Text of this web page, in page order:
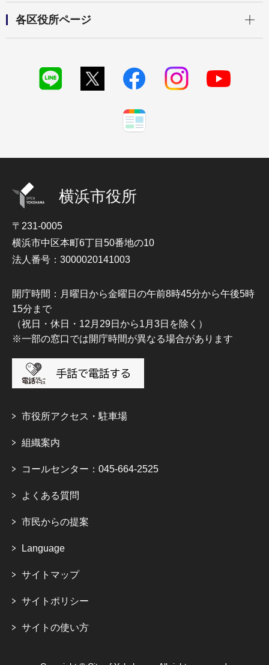
各区役所ページ
横浜市役所
〒231-0005
横浜市中区本町6丁目50番地の10
法人番号：3000020141003
開庁時間：月曜日から金曜日の午前8時45分から午後5時
15分まで
（祝日・休日・12月29日から1月3日を除く）
※一部の窓口では開庁時間が異なる場合があります
市役所アクセス・駐車場
組織案内
コールセンター：045-664-2525
よくある質問
市民からの提案
Language
サイトマップ
サイトポリシー
サイトの使い方